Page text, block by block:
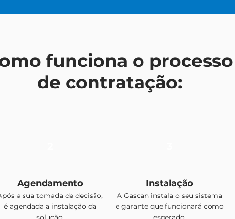
funciona o processo
de contratação:
Agendamento
a sua tomada de decisão,
é agendada a instalação da
solução.
Instalação
A Gascan instala o seu sistema
e garante que funcionará como
esperado.